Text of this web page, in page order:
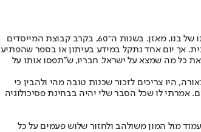
הבית בצפת מילא תמיד תפקיד חשוב בחייו, גם כאשר ויתר עליו, גם כאשר החליט להודיע על ויתורו ברבים. כאב הפליטות צרב את נפשו, אך כאבו הגדול ביותר היה על מותו של בנו, מאזן. בשנות ה־60, בקרב קבוצת המייסדים
אך יום אחד נתקל במידע בעיתון או בספר שהפתיע
הגדולה בישראל היא זו שהגיעה ממדינות ערב. הוא היה משוכנע כי הרוב הישראלי הוא אשכנזי. מאותו רגע, אי שם בלבנון של שנות ה־70, קרא את כל מה שמצא על ישראל. חבריו, ש"תפסו אותו על
היו צריכים לזכור שכנות טובה מהי ולהבין כי
אמרתי לו שכל הסבר שלי יהיה בבחינת פסיכולוגיה
מול המון משולהב ולחזור שלוש פעמים על כל